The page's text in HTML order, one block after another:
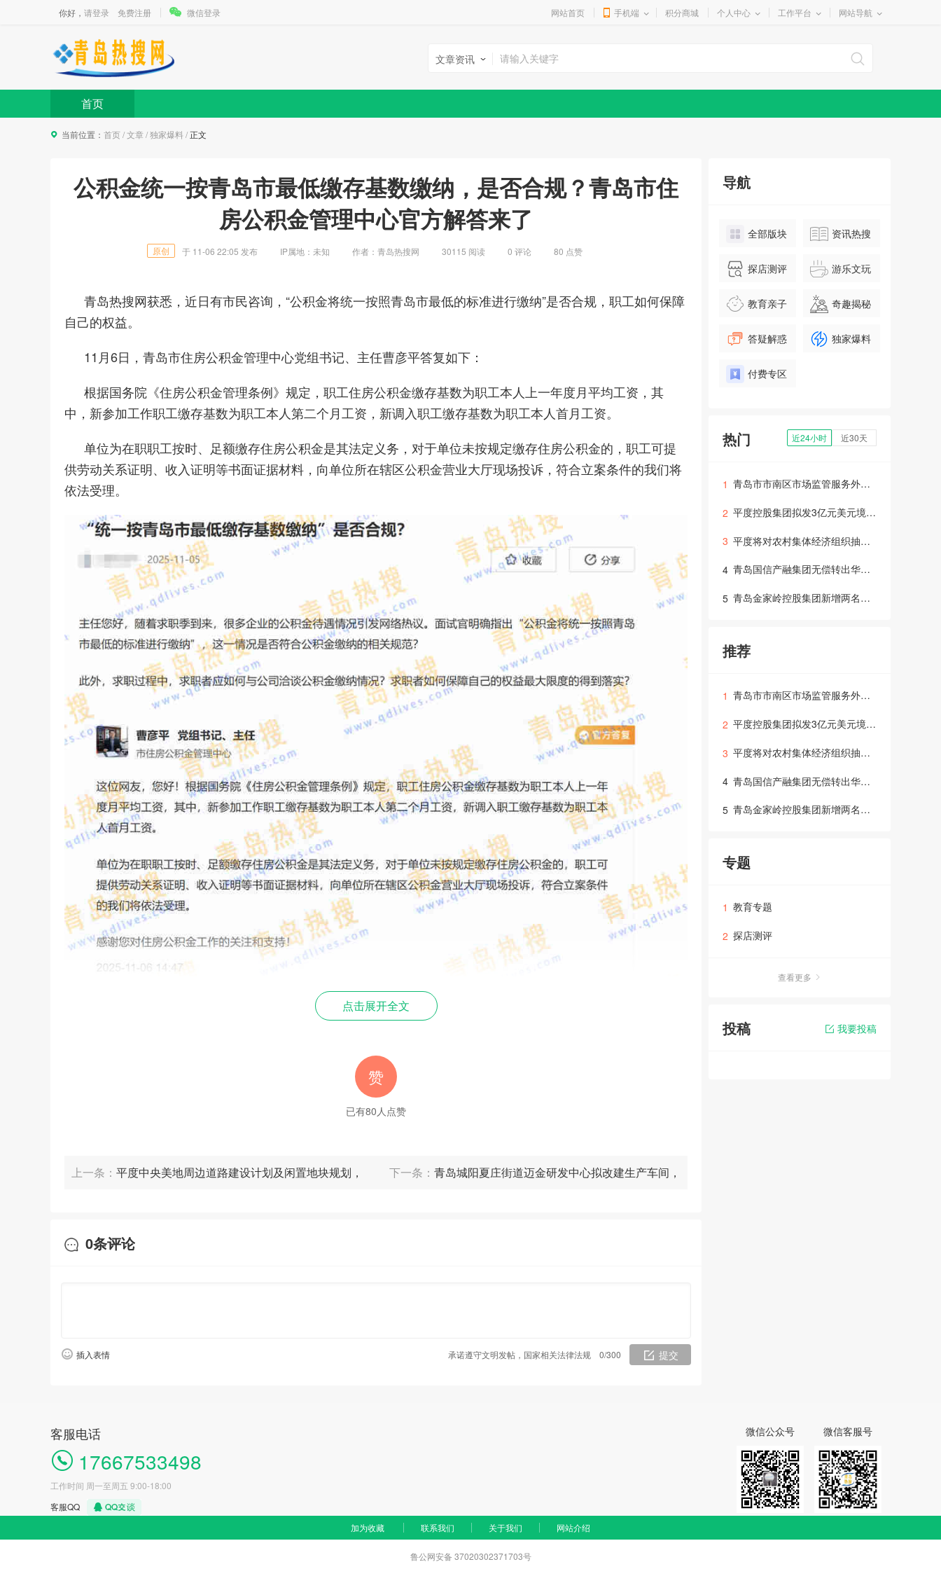
你好， 请登录 免费注册 微信登录 网站首页 手机端 积分商城 个人中心 工作平台 网站导航
文章资讯
首页
当前位置： 首页/文章/独家爆料 /正文
公积金统一按青岛市最低缴存基数缴纳，是否合规？青岛市住
房公积金管理中心官方解答来了
原创 于 11-06 22:05 发布 IP属地： 未知 作者：青岛热搜网 30115 阅读 0 评论 80 点赞
青岛热搜网获悉，近日有市民咨询，“公积金将统一按照青岛市最低的标准进行缴纳”是否合规，职工如何保障
自己的权益。
11月6日，青岛市住房公积金管理中心党组书记、主任曹彦平答复如下：
根据国务院《住房公积金管理条例》规定，职工住房公积金缴存基数为职工本人上一年度月平均工资，其
中，新参加工作职工缴存基数为职工本人第二个月工资，新调入职工缴存基数为职工本人首月工资。
单位为在职职工按时、足额缴存住房公积金是其法定义务，对于单位未按规定缴存住房公积金的，职工可提
供劳动关系证明、收入证明等书面证据材料，向单位所在辖区公积金营业大厅现场投诉，符合立案条件的我们将
依法受理。
点击展开全文
赞
已有80人点赞
上一条： 平度中央美地周边道路建设计划及闲置地块规划， 下一条： 青岛城阳夏庄街道迈金研发中心拟改建生产车间，
0条评论
插入表情 提交
承诺遵守文明发帖，国家相关法律法规 0/300
导航
全部版块 资讯热搜
探店测评 游乐文玩
教育亲子 奇趣揭秘
答疑解惑 独家爆料
付费专区
热门 近24小时 近30天
1 青岛市市南区市场监管服务外包项目宣布中标，中标金额215.76万元
2 平度控股集团拟发3亿元美元境外债，正招采承销商
3 平度将对农村集体经济组织抽查审计，涵盖122个自然村，涉村办全资企业经营和与村集体资金往来等情况
4 青岛国信产融集团无偿转出华电青岛股权，占上年度净利润7.64%
5 青岛金家岭控股集团新增两名董事，附新任人员履历
推荐
1 青岛市市南区市场监管服务外包项目宣布中标，中标金额215.76万元
2 平度控股集团拟发3亿元美元境外债，正招采承销商
3 平度将对农村集体经济组织抽查审计，涵盖122个自然村，涉村办全资企业经营和与村集体资金往来等情况
4 青岛国信产融集团无偿转出华电青岛股权，占上年度净利润7.64%
5 青岛金家岭控股集团新增两名董事，附新任人员履历
专题
1 教育专题
2 探店测评
查看更多
投稿 我要投稿
客服电话
17667533498
工作时间 周一至周五 9:00-18:00
客服QQ
微信公众号 微信客服号
加为收藏 联系我们 关于我们 网站介绍
鲁公网安备 37020302371703号